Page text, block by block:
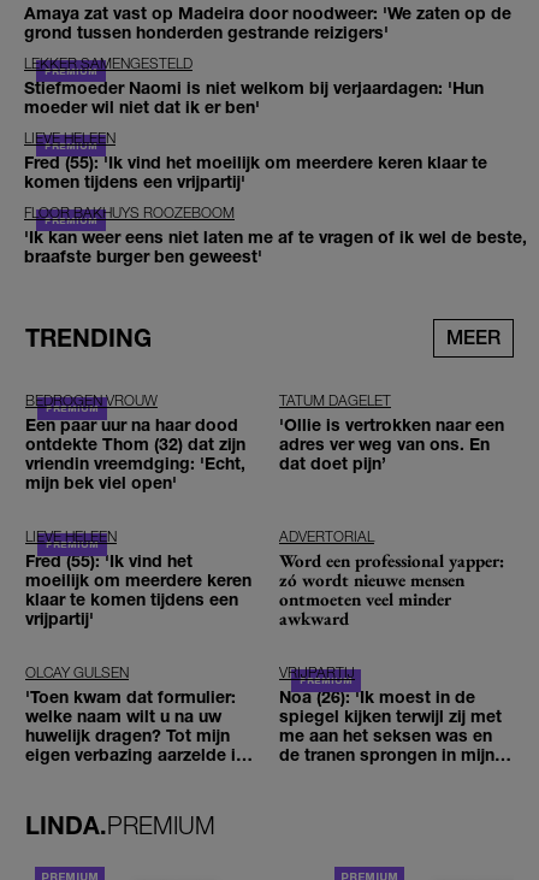
Amaya zat vast op Madeira door noodweer: 'We zaten op de
grond tussen honderden gestrande reizigers'
LEKKER SAMENGESTELD
Stiefmoeder Naomi is niet welkom bij verjaardagen: 'Hun
moeder wil niet dat ik er ben'
LIEVE HELEEN
Fred (55): 'Ik vind het moeilijk om meerdere keren klaar te
komen tijdens een vrijpartij'
FLOOR BAKHUYS ROOZEBOOM
'Ik kan weer eens niet laten me af te vragen of ik wel de beste,
braafste burger ben geweest'
TRENDING MEER
BEDROGEN VROUW
Een paar uur na haar dood
ontdekte Thom (32) dat zijn
vriendin vreemdging: 'Echt,
mijn bek viel open'
TATUM DAGELET
'Ollie is vertrokken naar een
adres ver weg van ons. En
dat doet pijn’
LIEVE HELEEN
Fred (55): 'Ik vind het
moeilijk om meerdere keren
klaar te komen tijdens een
vrijpartij'
ADVERTORIAL
Word een professional yapper:
zó wordt nieuwe mensen
ontmoeten veel minder
awkward
OLCAY GULSEN
'Toen kwam dat formulier:
welke naam wilt u na uw
huwelijk dragen? Tot mijn
eigen verbazing aarzelde ik
VRIJPARTIJ
Noa (26): 'Ik moest in de
spiegel kijken terwijl zij met
me aan het seksen was en
de tranen sprongen in mijn
LINDA.PREMIUM